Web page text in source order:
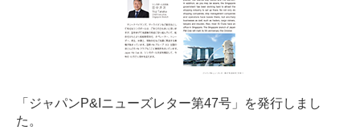
「ジャパンP&Iニューズレター第47号」を発行しまし
た。